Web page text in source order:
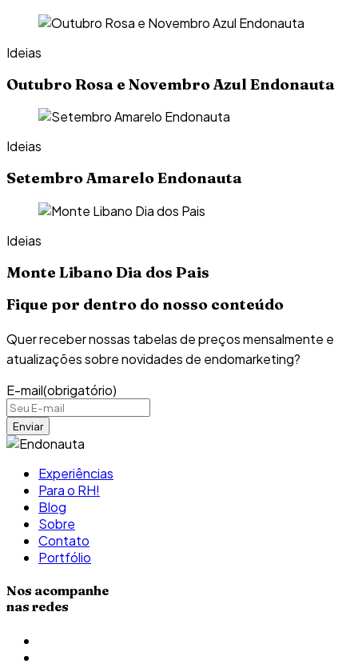
Ideias
Outubro Rosa e Novembro Azul Endonauta
Ideias
Setembro Amarelo Endonauta
Ideias
Monte Libano Dia dos Pais
Fique por dentro do nosso conteúdo
Quer receber nossas tabelas de preços mensalmente e
atualizações sobre novidades de endomarketing?
E-mail(obrigatório)
Experiências
Para o RH!
Blog
Sobre
Contato
Portfólio
Nos acompanhe
nas redes